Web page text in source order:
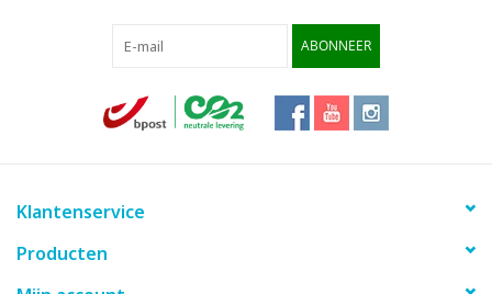
ABONNEER
Klantenservice
Producten